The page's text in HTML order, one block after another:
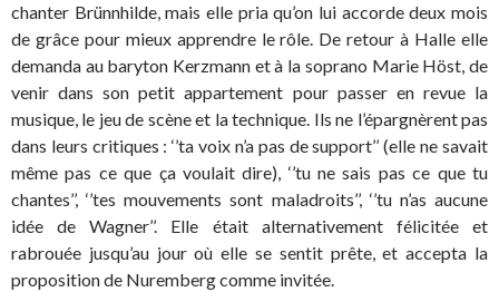
chanter Brünnhilde, mais elle pria qu’on lui accorde deux mois
de grâce pour mieux apprendre le rôle. De retour à Halle elle
demanda au baryton Kerzmann et à la soprano Marie Höst, de
venir dans son petit appartement pour passer en revue la
musique, le jeu de scène et la technique. Ils ne l’épargnèrent pas
dans leurs critiques : ‘’ta voix n’a pas de support’’ (elle ne savait
même pas ce que ça voulait dire), ‘’tu ne sais pas ce que tu
chantes’’, ‘’tes mouvements sont maladroits’’, ‘’tu n’as aucune
idée de Wagner’’. Elle était alternativement félicitée et
rabrouée jusqu’au jour où elle se sentit prête, et accepta la
proposition de Nuremberg comme invitée.